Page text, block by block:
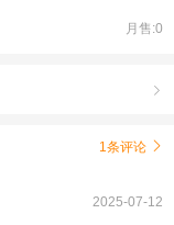
月售:0

1条评论 
2025-07-12